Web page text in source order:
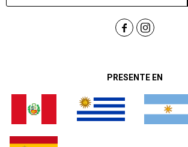
PRESENTE EN
 